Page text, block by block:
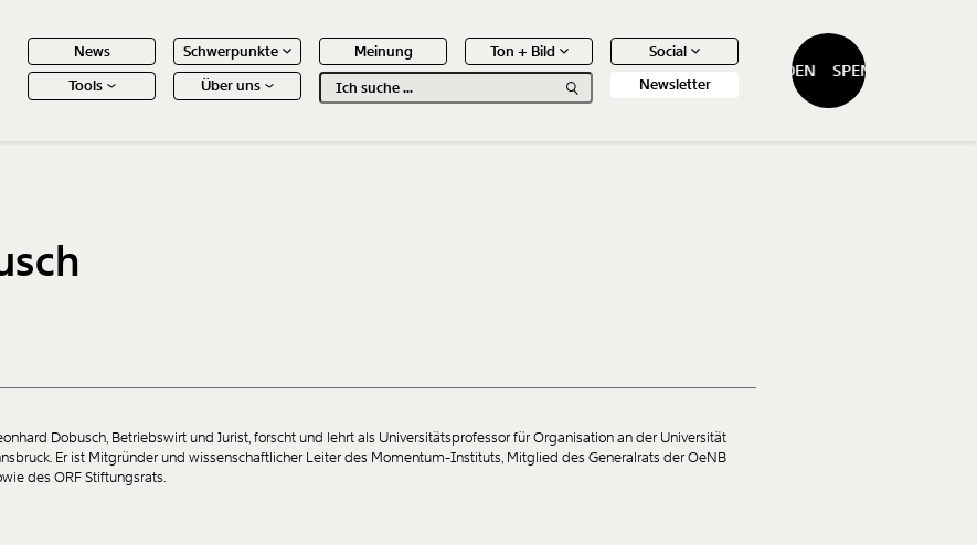
News Schwerpunkte Meinung Ton + Bild
Social
Tools
Über uns Newsletter
SPENDEN SPENDEN
Dobusch, Betriebswirt und Jurist, forscht und lehrt als Universitätsprofessor für Organisation an der Universität
Er ist Mitgründer und wissenschaftlicher Leiter des Momentum-Instituts, Mitglied des Generalrats der OeNB
des ORF Stiftungsrats.